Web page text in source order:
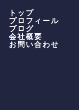
トップ
プロフィール
ブログ
会社概要
お問い合わせ